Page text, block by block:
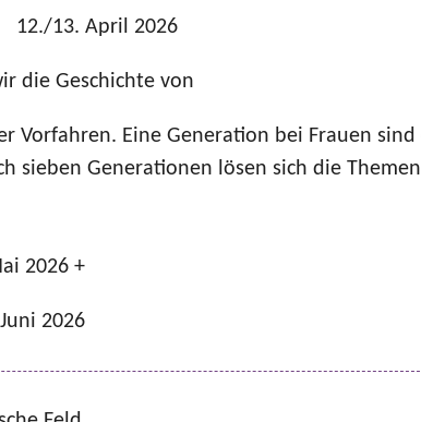
12./13. April 2026
die Geschichte von
Vorfahren. Eine Generation bei Frauen
sieben Generationen lösen sich die
2026 +
2026